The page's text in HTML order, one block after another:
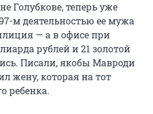
Голубкове, теперь уже
м деятельностью ее мужа
— а в офисе при
рублей и 21 золотой
Писали, якобы Мавроди
жену, которая на тот
ребенка.